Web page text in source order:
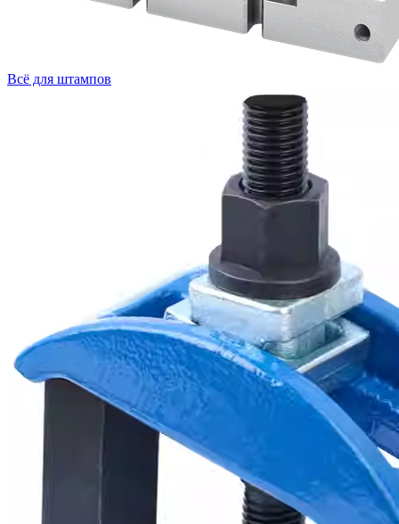
Всё для штампов